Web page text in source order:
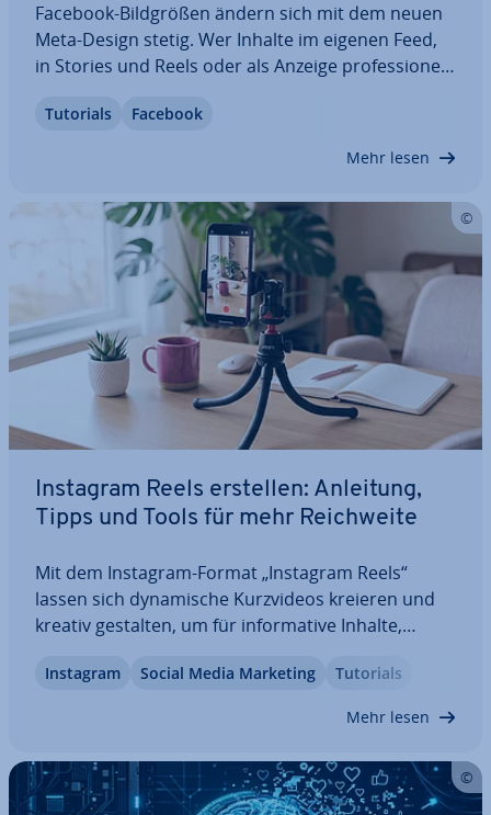
Facebook-Bild­grö­ßen ändern sich mit dem neuen
Meta-Design stetig. Wer Inhalte im eigenen Feed,
in Stories und Reels oder als Anzeige pro­fes­sio­nell
Upload-Größen statt auf starre Pi­xel­wer­te setzen.
Tutorials Facebook
Mehr lesen
Instagram Reels erstellen: Anleitung,
Tipps und Tools für mehr Reich­wei­te
Mit dem Instagram-Format „Instagram Reels“
lassen sich dy­na­mi­sche Kurz­vi­de­os kreieren und
kreativ gestalten, um für in­for­ma­ti­ve Inhalte,
zu sorgen. In­di­vi­du­el­le Ge­stal­tungs­mög­lich­kei­ten
Instagram Social Media Marketing Tutorials
Mehr lesen